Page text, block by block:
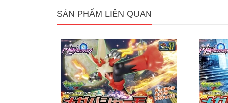
SẢN PHẨM LIÊN QUAN